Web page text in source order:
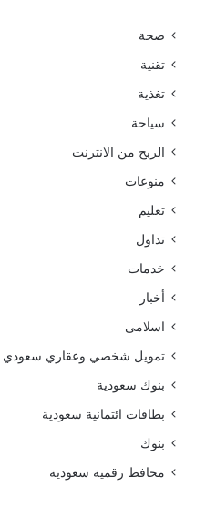
صحة
تقنية
تغذية
سياحة
الربح من الانترنت
منوعات
تعليم
تداول
خدمات
أخبار
اسلامى
تمويل شخصي وعقاري سعودي
بنوك سعودية
بطاقات ائتمانية سعودية
بنوك
محافظ رقمية سعودية